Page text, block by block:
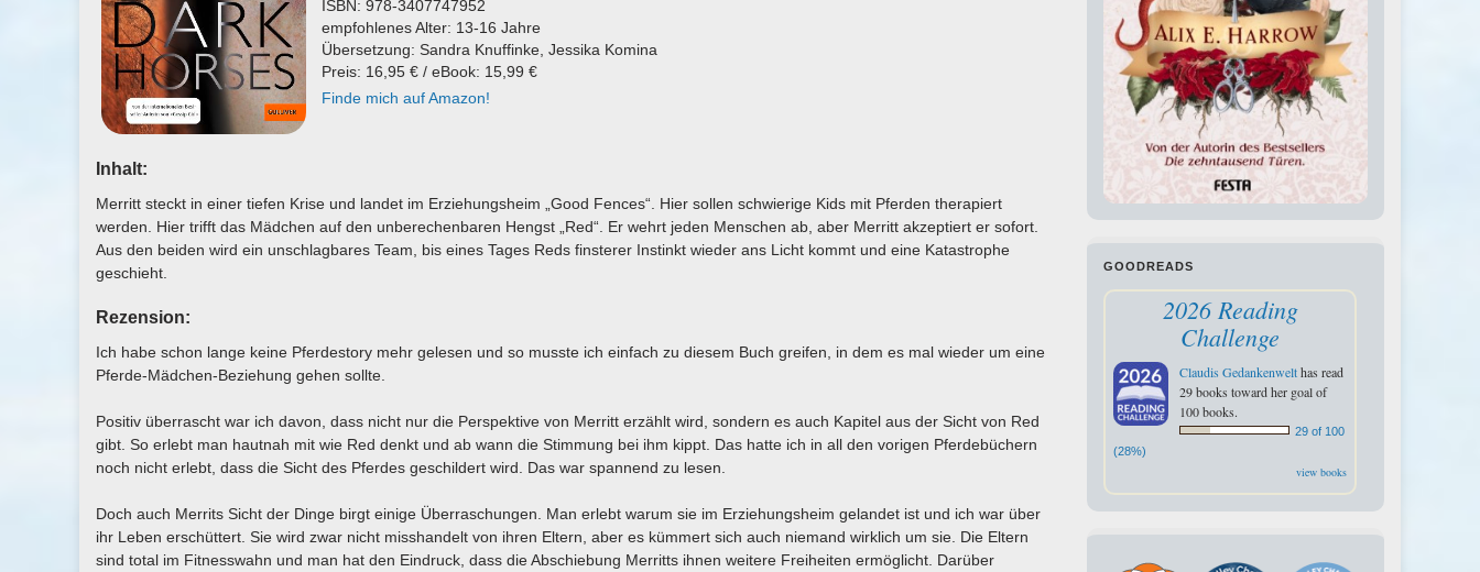
ISBN: 978-3407747952
empfohlenes Alter: 13-16 Jahre
Übersetzung: Sandra Knuffinke Jessika Komina
Preis: 16,95 € / eBook: 15,99 €
Finde mich auf Amazon!
Inhalt:
Merritt steckt in einer tiefen Krise und landet im Erziehungsheim „Good Fences“. Hier sollen schwierige Kids mit Pferden therapiert
werden. Hier trifft das Mädchen auf den unberechenbaren Hengst „Red“. Er wehrt jeden Menschen ab, aber Merritt akzeptiert er sofort.
Aus den beiden wird ein unschlagbares Team, bis eines Tages Reds finsterer Instinkt wieder ans Licht kommt und eine Katastrophe
geschieht.
Rezension:
Ich habe schon lange keine Pferdestory mehr gelesen und so musste ich einfach zu diesem Buch greifen, in dem es mal wieder um eine
Pferde-Mädchen-Beziehung gehen sollte.
Positiv überrascht war ich davon, dass nicht nur die Perspektive von Merritt erzählt wird, sondern es auch Kapitel aus der Sicht von Red
gibt. So erlebt man hautnah mit wie Red denkt und ab wann die Stimmung bei ihm kippt. Das hatte ich in all den vorigen Pferdebüchern
noch nicht erlebt, dass die Sicht des Pferdes geschildert wird. Das war spannend zu lesen.
Doch auch Merrits Sicht der Dinge birgt einige Überraschungen. Man erlebt warum sie im Erziehungsheim gelandet ist und ich war über
ihr Leben erschüttert. Sie wird zwar nicht misshandelt von ihren Eltern, aber es kümmert sich auch niemand wirklich um sie. Die Eltern
sind total im Fitnesswahn und man hat den Eindruck, dass die Abschiebung Merritts ihnen weitere Freiheiten ermöglicht. Darüber
GOODREADS
2026 Reading
Challenge
Claudis Gedankenwelthas read
29 books toward her goal of
100 books.
29 of 100
(28%)
view books